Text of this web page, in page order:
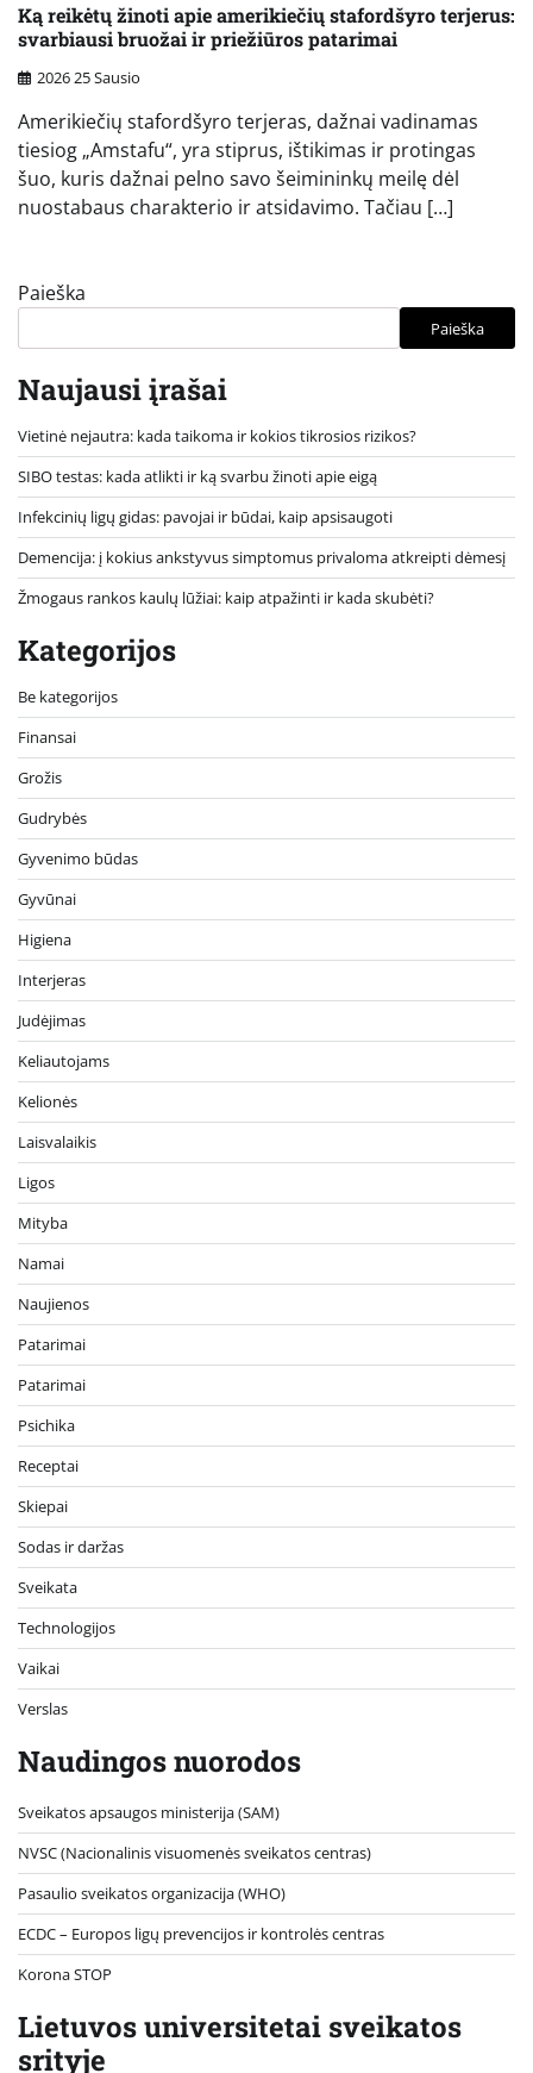
Ką reikėtų žinoti apie amerikiečių stafordšyro terjerus:
svarbiausi bruožai ir priežiūros patarimai
2026 25 Sausio
Amerikiečių stafordšyro terjeras, dažnai vadinamas
tiesiog „Amstafu“, yra stiprus, ištikimas ir protingas
šuo, kuris dažnai pelno savo šeimininkų meilę dėl
nuostabaus charakterio ir atsidavimo. Tačiau […]
Paieška
Paieška
Naujausi įrašai
Vietinė nejautra: kada taikoma ir kokios tikrosios rizikos?
SIBO testas: kada atlikti ir ką svarbu žinoti apie eigą
Infekcinių ligų gidas: pavojai ir būdai, kaip apsisaugoti
Demencija: į kokius ankstyvus simptomus privaloma atkreipti dėmesį
Žmogaus rankos kaulų lūžiai: kaip atpažinti ir kada skubėti?
Kategorijos
Be kategorijos
Finansai
Grožis
Gudrybės
Gyvenimo būdas
Gyvūnai
Higiena
Interjeras
Judėjimas
Keliautojams
Kelionės
Laisvalaikis
Ligos
Mityba
Namai
Naujienos
Patarimai
Patarimai
Psichika
Receptai
Skiepai
Sodas ir daržas
Sveikata
Technologijos
Vaikai
Verslas
Naudingos nuorodos
Sveikatos apsaugos ministerija (SAM)
NVSC (Nacionalinis visuomenės sveikatos centras)
Pasaulio sveikatos organizacija (WHO)
ECDC – Europos ligų prevencijos ir kontrolės centras
Korona STOP
Lietuvos universitetai sveikatos
srityje